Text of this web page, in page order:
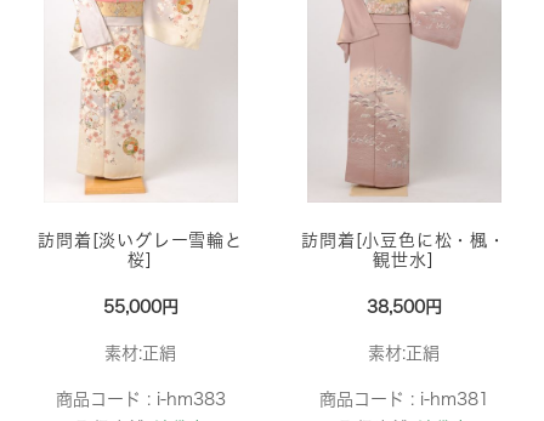
訪問着[淡いグレー雪輪と
桜]
55,000円
素材:正絹
商品コード : i-hm383
訪問着[小豆色に松・楓・
観世水]
38,500円
素材:正絹
商品コード : i-hm381